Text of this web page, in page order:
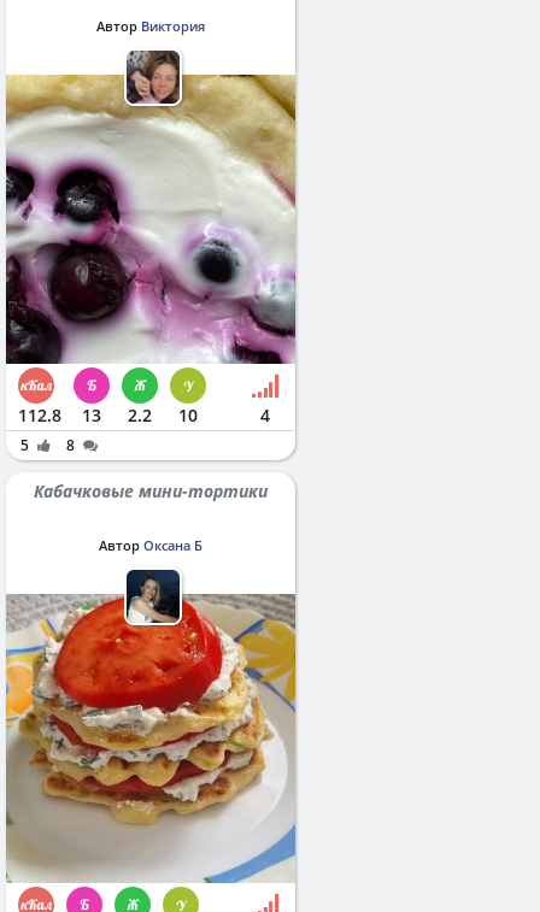
Автор Виктория
112.8 13 2.2 10 4
5 8
Кабачковые мини-тортики
Автор Оксана Б